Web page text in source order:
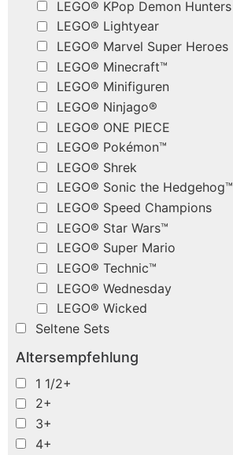
LEGO® KPop Demon Hunters
LEGO® Lightyear
LEGO® Marvel Super Heroes
LEGO® Minecraft™
LEGO® Minifiguren
LEGO® Ninjago®
LEGO® ONE PIECE
LEGO® Pokémon™
LEGO® Shrek
LEGO® Sonic the Hedgehog™
LEGO® Speed Champions
LEGO® Star Wars™
LEGO® Super Mario
LEGO® Technic™
LEGO® Wednesday
LEGO® Wicked
Seltene Sets
Altersempfehlung
1 1/2+
2+
3+
4+